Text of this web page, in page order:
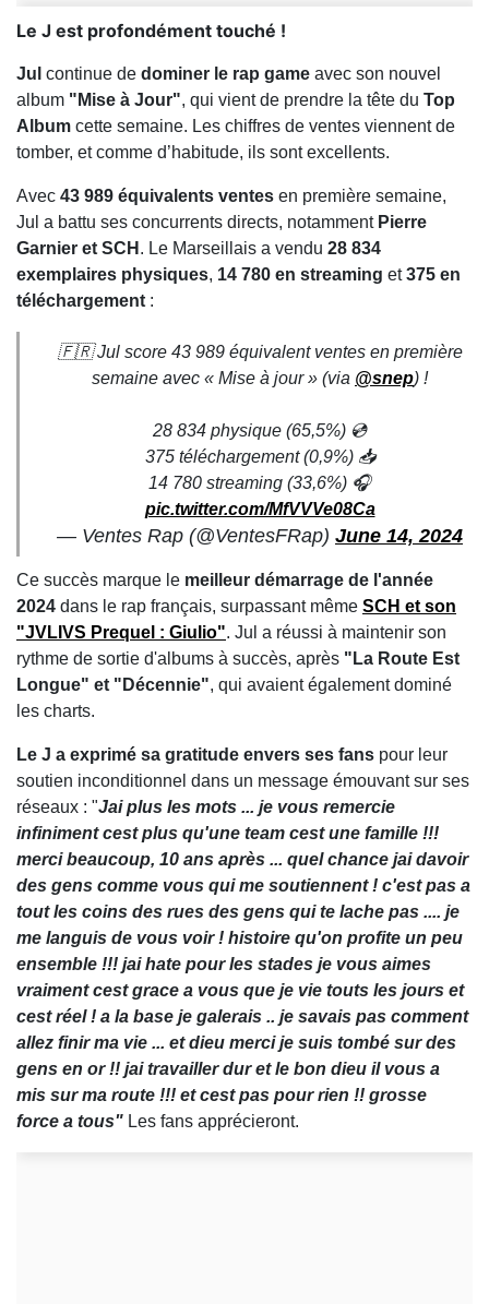
Le J est profondément touché !
Jul continue de dominer le rap game avec son nouvel
album "Mise à Jour", qui vient de prendre la tête du Top
Album cette semaine. Les chiffres de ventes viennent de
tomber, et comme d’habitude, ils sont excellents.
Avec 43 989 équivalents ventes en première semaine,
Jul a battu ses concurrents directs, notamment Pierre
Garnier et SCH . Le Marseillais a vendu 28 834
exemplaires physiques, 14 780 en streaming et375 en
téléchargement :
🇫🇷 Jul score 43 989 équivalent ventes en première
semaine avec « Mise à jour » (via @snep) !
28 834 physique (65,5%) 💿
375 téléchargement (0,9%) 📥
14 780 streaming (33,6%) 🎧
pic.twitter.com/MfVVVe08Ca
— Ventes Rap (@VentesFRap) June 14, 2024
Ce succès marque le meilleur démarrage de l'année
2024 dans le rap français, surpassant même SCH et son
"JVLIVS Prequel : Giulio". Jul a réussi à maintenir son
rythme de sortie d'albums à succès, après "La Route Est
Longue" et "Décennie", qui avaient également dominé
les charts.
Le J a exprimé sa gratitude envers ses fans pour leur
soutien inconditionnel dans un message émouvant sur ses
réseaux : "Jai plus les mots ... je vous remercie
infiniment cest plus qu'une team cest une famille !!!
merci beaucoup, 10 ans après ... quel chance jai davoir
des gens comme vous qui me soutiennent ! c'est pas a
tout les coins des rues des gens qui te lache pas .... je
me languis de vous voir ! histoire qu'on profite un peu
ensemble !!! jai hate pour les stades je vous aimes
vraiment cest grace a vous que je vie touts les jours et
cest réel ! a la base je galerais .. je savais pas comment
allez finir ma vie ... et dieu merci je suis tombé sur des
gens en or !! jai travailler dur et le bon dieu il vous a
mis sur ma route !!! et cest pas pour rien !! grosse
force a tous" Les fans apprécieront.